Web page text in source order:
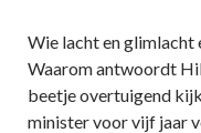
Wie lacht en glimlacht
Waarom antwoordt
beetje overtuigend
minister voor vijf jaar